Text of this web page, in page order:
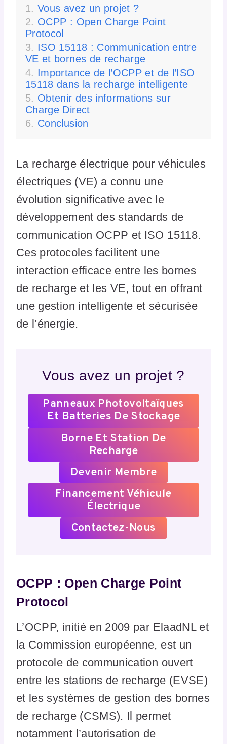
Vous avez un projet ?
OCPP : Open Charge Point
Protocol
ISO 15118 : Communication entre
VE et bornes de recharge
Importance de l’OCPP et de l’ISO
15118 dans la recharge intelligente
Obtenir des informations sur
Charge Direct
Conclusion
La recharge électrique pour véhicules
électriques (VE) a connu une
évolution significative avec le
développement des standards de
communication OCPP et ISO 15118.
Ces protocoles facilitent une
interaction efficace entre les bornes
de recharge et les VE, tout en offrant
une gestion intelligente et sécurisée
de l’énergie.
Vous avez un projet ?
Panneaux Photovoltaïques
Et Batteries De Stockage
Borne Et Station De
Recharge
Devenir Membre
Financement Véhicule
Électrique
Contactez-Nous
OCPP : Open Charge Point
Protocol
L’OCPP, initié en 2009 par ElaadNL et
la Commission européenne, est un
protocole de communication ouvert
entre les stations de recharge (EVSE)
et les systèmes de gestion des bornes
de recharge (CSMS). Il permet
notamment l’autorisation de